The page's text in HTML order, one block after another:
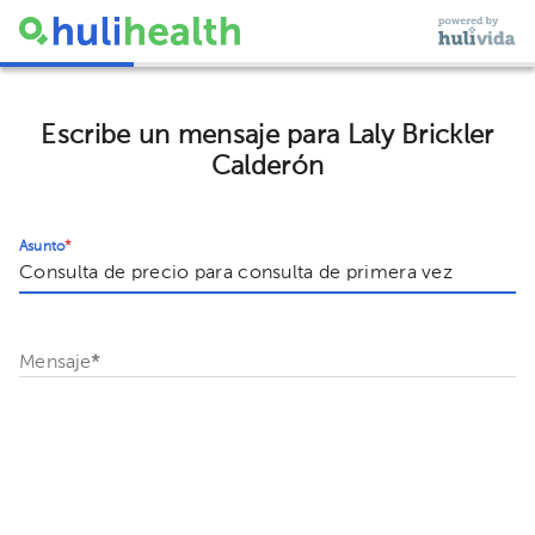
Escribe un mensaje para Laly Brickler
Calderón
Asunto*
Mensaje*